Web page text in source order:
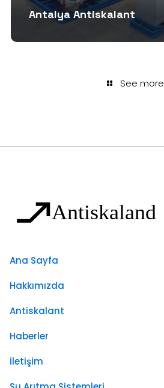
Antalya Antiskalant
See more
Ana Sayfa
Hakkımızda
Antiskalant
Haberler
İletişim